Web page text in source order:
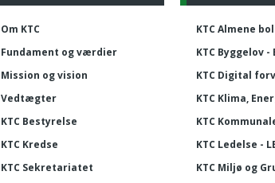
Om KTC
Fundament og værdier
Mission og vision
Vedtægter
KTC Bestyrelse
KTC Kredse
KTC Sekretariatet
KTC Almene
KTC Byggelov -
KTC Digital
KTC Klima,
KTC
KTC Ledelse -
KTC Miljø og